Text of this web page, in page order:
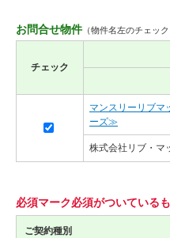
お問合せ物件 （物件名左のチェッ
チェック
マンスリーリブ
ーズ≫
株式会社リブ・マ
必須マーク必須がついている
ご契約種別